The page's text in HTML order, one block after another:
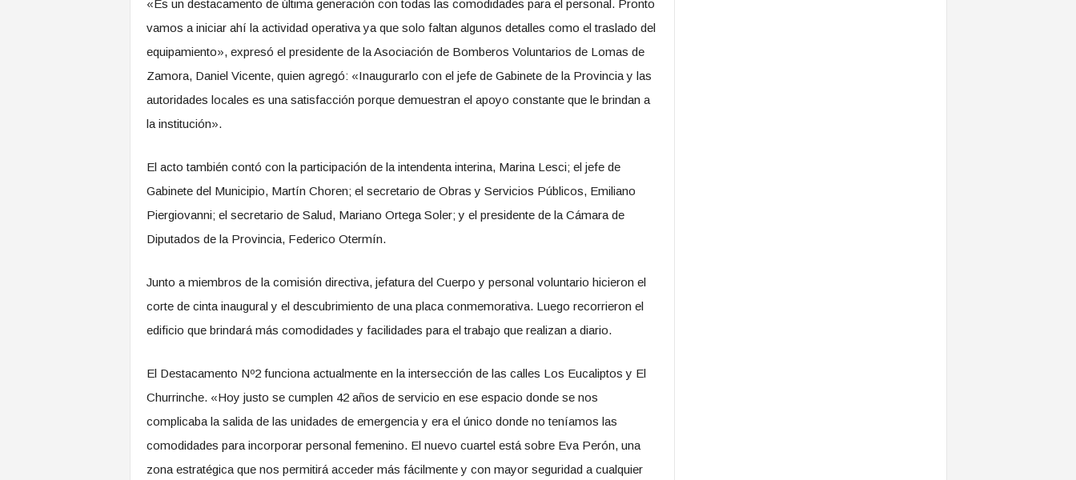
«Es un destacamento de última generación con todas las comodidades para el personal. Pronto
vamos a iniciar ahí la actividad operativa ya que solo faltan algunos detalles como el traslado del
equipamiento», expresó el presidente de la Asociación de Bomberos Voluntarios de Lomas de
Zamora, Daniel Vicente, quien agregó: «Inaugurarlo con el jefe de Gabinete de la Provincia y las
autoridades locales es una satisfacción porque demuestran el apoyo constante que le brindan a
la institución».
El acto también contó con la participación de la intendenta interina, Marina Lesci; el jefe de
Gabinete del Municipio, Martín Choren; el secretario de Obras y Servicios Públicos, Emiliano
Piergiovanni; el secretario de Salud, Mariano Ortega Soler; y el presidente de la Cámara de
Diputados de la Provincia, Federico Otermín.
Junto a miembros de la comisión directiva, jefatura del Cuerpo y personal voluntario hicieron el
corte de cinta inaugural y el descubrimiento de una placa conmemorativa. Luego recorrieron el
edificio que brindará más comodidades y facilidades para el trabajo que realizan a diario.
El Destacamento Nº2 funciona actualmente en la intersección de las calles Los Eucaliptos y El
Churrinche. «Hoy justo se cumplen 42 años de servicio en ese espacio donde se nos
complicaba la salida de las unidades de emergencia y era el único donde no teníamos las
comodidades para incorporar personal femenino. El nuevo cuartel está sobre Eva Perón, una
zona estratégica que nos permitirá acceder más fácilmente y con mayor seguridad a cualquier